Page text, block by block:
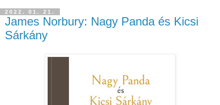
2022. 01. 21.
James Norbury: Nagy ​Panda és Kicsi
Sárkány